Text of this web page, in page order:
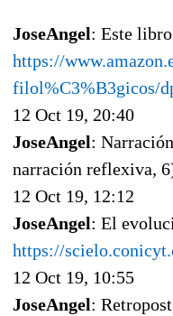
JoseAngel: Este
https://
filol%C3%B3gicos/
12 Oct 19, 20:40
JoseAngel:
narración reflexiva,
12 Oct 19, 12:12
JoseAngel: El
https://
12 Oct 19, 10:55
JoseAngel: